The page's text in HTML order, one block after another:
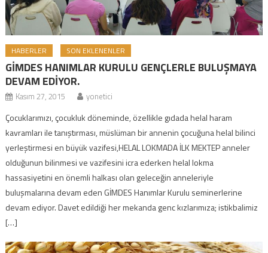
HABERLER SON EKLENENLER
GİMDES HANIMLAR KURULU GENÇLERLE BULUŞMAYA
DEVAM EDİYOR.
Kasım 27, 2015 yonetici
Çocuklarımızı, çocukluk döneminde, özellikle gıdada helal haram
kavramları ile tanıştırması, müslüman bir annenin çocuğuna helal bilinci
yerleştirmesi en büyük vazifesi,HELAL LOKMADA İLK MEKTEP anneler
olduğunun bilinmesi ve vazifesini icra ederken helal lokma
hassasiyetini en önemli halkası olan geleceğin anneleriyle
buluşmalarına devam eden GİMDES Hanımlar Kurulu seminerlerine
devam ediyor. Davet edildiği her mekanda genc kızlarımıza; istikbalimiz
[…]